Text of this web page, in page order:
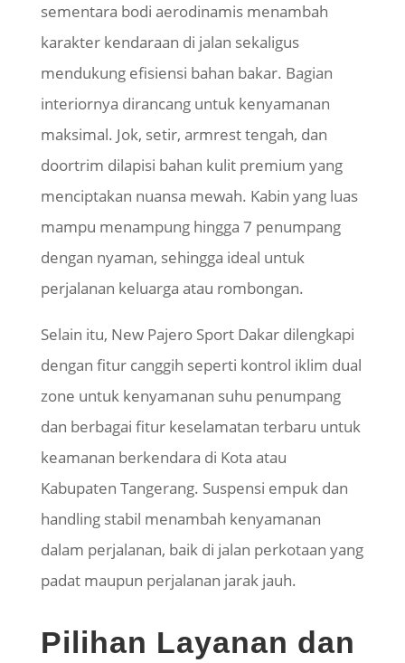
sementara bodi aerodinamis menambah
karakter kendaraan di jalan sekaligus
mendukung efisiensi bahan bakar. Bagian
interiornya dirancang untuk kenyamanan
maksimal. Jok, setir, armresttengah, dan
doortrim dilapisi bahan kulit premium yang
menciptakan nuansa mewah. Kabin yang luas
mampu menampung hingga 7 penumpang
dengan nyaman, sehingga ideal untuk
perjalanan keluarga atau rombongan.
Selain itu, New Pajero Sport Dakar dilengkapi
dengan fitur canggih seperti kontrol iklim dual
zone untuk kenyamanan suhu penumpang
dan berbagai fitur keselamatan terbaru untuk
keamanan berkendara di Kota atau
Kabupaten Tangerang. Suspensi empuk dan
handlingstabil menambah kenyamanan
dalam perjalanan, baik di jalan perkotaan yang
padat maupun perjalanan jarak jauh.
Pilihan Layanan dan